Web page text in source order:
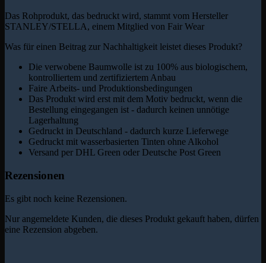
Das Rohprodukt, das bedruckt wird, stammt vom Hersteller
STANLEY/STELLA, einem Mitglied von Fair Wear
Was für einen Beitrag zur Nachhaltigkeit leistet dieses Produkt?
Die verwobene Baumwolle ist zu 100% aus biologischem,
kontrolliertem und zertifiziertem Anbau
Faire Arbeits- und Produktionsbedingungen
Das Produkt wird erst mit dem Motiv bedruckt, wenn die
Bestellung eingegangen ist - dadurch keinen unnötige
Lagerhaltung
Gedruckt in Deutschland - dadurch kurze Lieferwege
Gedruckt mit wasserbasierten Tinten ohne Alkohol
Versand per DHL Green oder Deutsche Post Green
Rezensionen
Es gibt noch keine Rezensionen.
Nur angemeldete Kunden, die dieses Produkt gekauft haben, dürfen
eine Rezension abgeben.